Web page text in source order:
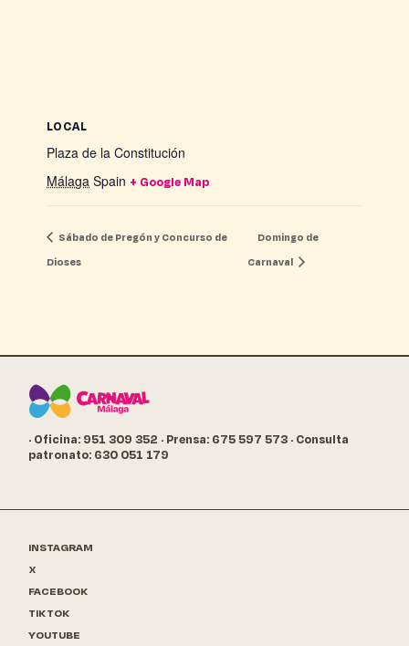
LOCAL
Plaza de la Constitución
Málaga Spain + Google Map
Sábado de Pregón y Concurso de
Dioses
Domingo de
Carnaval
· Oficina: 951 309 352 · Prensa: 675 597 573 · Consulta
patronato: 630 051 179
INSTAGRAM
X
FACEBOOK
TIKTOK
YOUTUBE